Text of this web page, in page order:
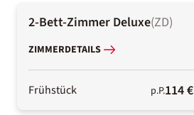
2-Bett-Zimmer Deluxe(ZD)
ZIMMERDETAILS
Frühstück p.P.114 €